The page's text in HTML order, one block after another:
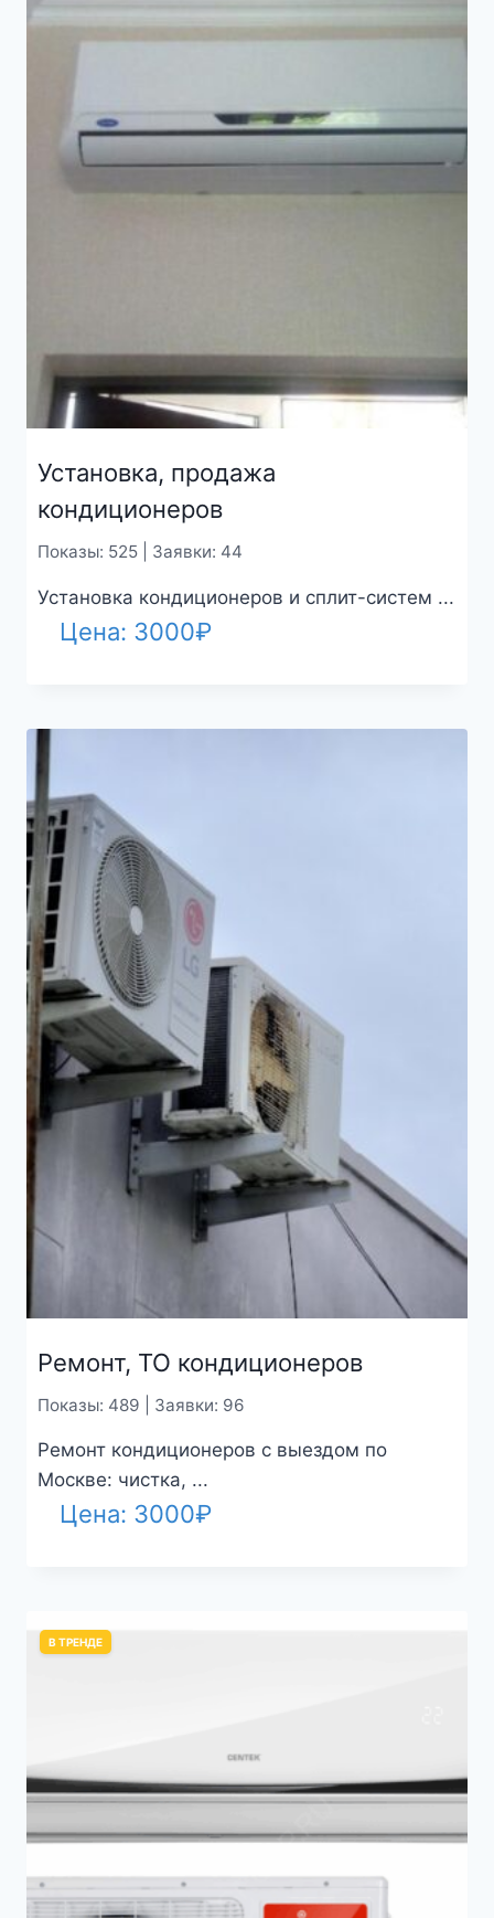
Установка, продажа
кондиционеров
Показы: 525 | Заявки: 44
Установка кондиционеров и сплит-систем ...
Цена: 3000₽
Ремонт, ТО кондиционеров
Показы: 489 | Заявки: 96
Ремонт кондиционеров с выездом по
Москве: чистка, ...
Цена: 3000₽
В ТРЕНДЕ